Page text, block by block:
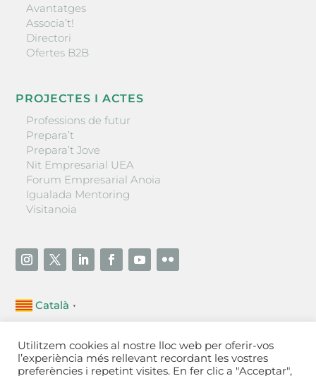
Avantatges
Associa’t!
Directori
Ofertes B2B
PROJECTES I ACTES
Professions de futur
Prepara’t
Prepara’t Jove
Nit Empresarial UEA
Forum Empresarial Anoia
Igualada Mentoring
Visitanoia
Català ▼
Unió Empresarial de l’Anoia (UEA)
Ctra. de Manresa, 131, 08700 – Igualada(Barcelona)
Tel 93 805 22 92
Utilitzem cookies al nostre lloc web per oferir-vos
l’experiència més rellevant recordant les vostres
preferències i repetint visites. En fer clic a "Acceptar",